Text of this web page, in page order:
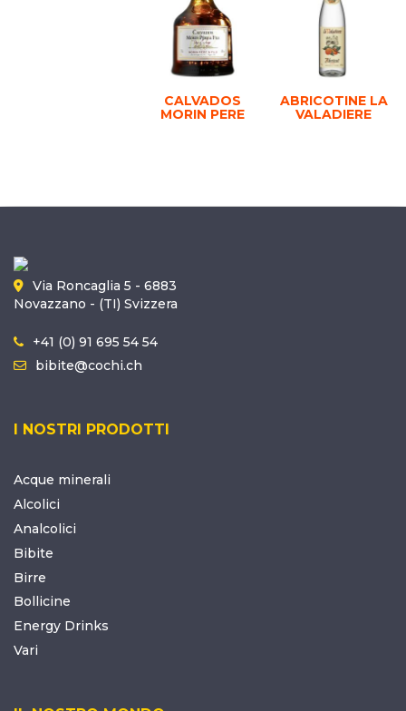
CALVADOS
MORIN PERE
ABRICOTINE LA
VALADIERE
Via Roncaglia 5 - 6883
Novazzano - (TI) Svizzera
+41 (0) 91 695 54 54
bibite@cochi.ch
I NOSTRI PRODOTTI
Acque minerali
Alcolici
Analcolici
Bibite
Birre
Bollicine
Energy Drinks
Vari